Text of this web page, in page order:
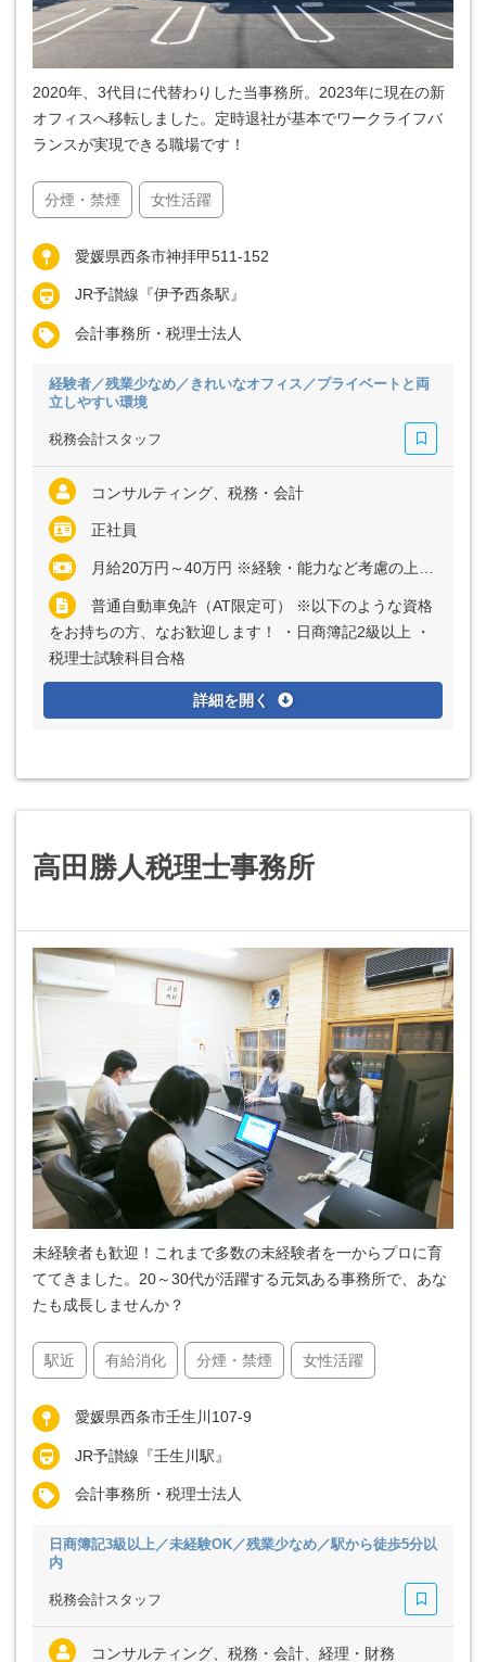
2020年、3代目に代替わりした当事務所。2023年に現在の新
オフィスへ移転しました。定時退社が基本でワークライフバ
ランスが実現できる職場です！
分煙・禁煙 女性活躍
愛媛県西条市神拝甲511-152
JR予讃線『伊予西条駅』
会計事務所・税理士法人
経験者／残業少なめ／きれいなオフィス／プライベートと両
立しやすい環境
税務会計スタッフ
コンサルティング、税務・会計
正社員
月給20万円～40万円 ※経験・能力など考慮の上、決定いたします ※上記に固定残業代（月40時間分＝5万1700円～9万9600円）を含む ※超過分は別途全額支給
普通自動車免許（AT限定可） ※以下のような資格
をお持ちの方、なお歓迎します！ ・日商簿記2級以上 ・
税理士試験科目合格
詳細を開く
高田勝人税理士事務所
未経験者も歓迎！これまで多数の未経験者を一からプロに育
ててきました。20～30代が活躍する元気ある事務所で、あな
たも成長しませんか？
駅近 有給消化 分煙・禁煙 女性活躍
愛媛県西条市壬生川107-9
JR予讃線『壬生川駅』
会計事務所・税理士法人
日商簿記3級以上／未経験OK／残業少なめ／駅から徒歩5分以
内
税務会計スタッフ
コンサルティング、税務・会計、経理・財務